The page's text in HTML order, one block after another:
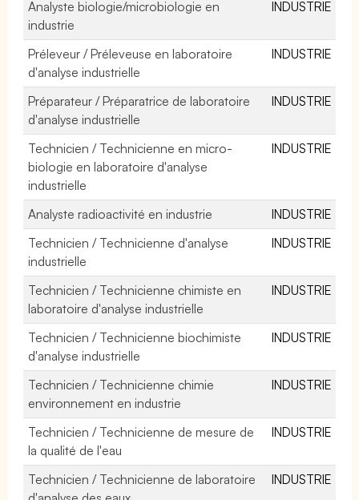
Analyste biologie/microbiologie en
industrie
INDUSTRIE
Préleveur / Préleveuse en laboratoire
d'analyse industrielle
INDUSTRIE
Préparateur / Préparatrice de laboratoire
d'analyse industrielle
INDUSTRIE
Technicien / Technicienne en micro-
biologie en laboratoire d'analyse
industrielle
INDUSTRIE
Analyste radioactivité en industrie
INDUSTRIE
Technicien / Technicienne d'analyse
industrielle
INDUSTRIE
Technicien / Technicienne chimiste en
laboratoire d'analyse industrielle
INDUSTRIE
Technicien / Technicienne biochimiste
d'analyse industrielle
INDUSTRIE
Technicien / Technicienne chimie
environnement en industrie
INDUSTRIE
Technicien / Technicienne de mesure de
la qualité de l'eau
INDUSTRIE
Technicien / Technicienne de laboratoire
INDUSTRIE